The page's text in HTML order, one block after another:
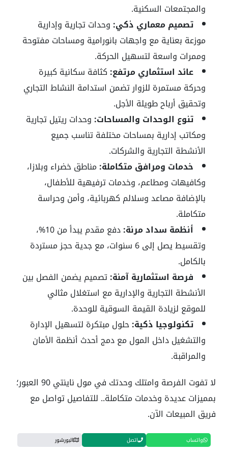
والمجتمعات السكنية.
تصميم معماري ذكي: وحدات تجارية وإدارية
موزعة بعناية مع واجهات بانورامية ومساحات مفتوحة
وممرات واسعة لتسهيل الحركة.
عائد استثماري مرتفع: كثافة سكانية كبيرة
وحركة مستمرة للزوار تضمن استدامة النشاط التجاري
وتحقيق أرباح طويلة الأجل.
تنوع الوحدات والمساحات: وحدات ريتيل تجارية
ومكاتب إدارية بمساحات مختلفة تناسب جميع
الأنشطة التجارية والشركات.
خدمات ومرافق متكاملة: مناطق خضراء وبلازا،
وكافيهات ومطاعم، وخدمات ترفيهية للأطفال،
بالإضافة مصاعد وسلالم كهربائية، وأمن وحراسة
متكاملة.
أنظمة سداد مرنة:
دفع مقدم يبدأ من 10%،
وتقسيط يصل إلى 6 سنوات، مع جدية حجز مستردة
بالكامل.
فرصة استثمارية آمنة:تصميم يضمن الفصل بين
الأنشطة التجارية والإدارية مع استغلال مثالي
للموقع لزيادة القيمة السوقية للوحدة.
تكنولوجيا ذكية:حلول مبتكرة لتسهيل الإدارة
والتشغيل داخل المول مع دمج أحدث أنظمة الأمان
والمراقبة.
لا تفوت الفرصة وامتلك وحدتك في مول ناينتي 90 العبور؛
بمميزات عديدة وخدمات متكاملة.. للتفاصيل تواصل مع
فريق المبيعات الآن.
واتساب اتصل البورشور